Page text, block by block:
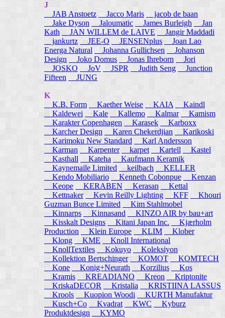
J
JAB Anstoetz
Jacco Maris
jacob de baan
Jake Dyson
Jaloumatic James Burleigh
Jan
Kath
JAN WILLEM de LAIVE
Jangir Maddadi
jankurtz JEE-O JENSENplus
Joan Lao
Energa Natural
Johanna Gullichsen
Johanson
Design
Joko Domus Jonas Ihreborn
Jori
JOSKO
JoV JSPR Judith Seng
Junction
Fifteen
JUNG
K
K.B. Form
Kaether Weise KAIA
Kaindl
Kaldewei
Kale Kallemo Kalmar
Kamism
Karakter Copenhagen
Karasek
Karboxx
Karcher Design
Karen Chekerdjian
Karikoski
Karimoku New Standard
Karl Andersson
Karman
Karpenter karpet Kartell
Kastel
Kasthall
Kateha
Kaufmann Keramik
Kaynemaile Limited keilbach
KELLER
Kendo Mobiliario
Kenneth Cobonpue
Kenzan
Keope
KERABEN Kerasan
Kettal
Kettnaker Kevin Reilly Lighting KFF
Khouri
Guzman Bunce Limited
Kim Stahlmobel
Kinnarps
Kinnasand
KINZO AIR by bau+art
Kisskalt Designs
Kitani Japan Inc.
Kjærholm
Production
Klein Europe KLIM
Klober
Klong
KME
Knoll International
KnollTextiles
Kokuyo
Koleksiyon
Kollektion Bertschinger KOMOT
KOMTECH
Kone
Konig+Neurath Korzilius
Kos
Kramis
KREADIANO Kreon
Kriptonite
KriskaDECOR
Kristalia
KRISTIINA LASSUS
Krools
Kuopion Woodi
KURTH Manufaktur
Kusch+Co
Kvadrat KWC
Kyburz
Produktdesign
KYMO